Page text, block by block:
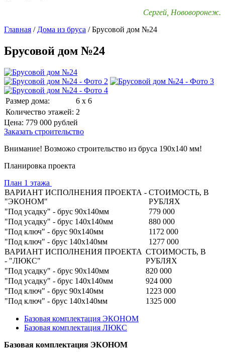
Сергей, Нововоронеж.
Главная / Дома из бруса /Брусовой дом №24
Брусовой дом №24
Размер дома:
6 x 6
Количество этажей: 2
Цена: 779 000 рублей
Заказать строительство
Внимание! Возможо строительство из бруса 190х140 мм!
Планировка проекта
План 1 этажа
ВАРИАНТ ИСПОЛНЕНИЯ ПРОЕКТА -
"ЭКОНОМ"
СТОИМОСТЬ, В
РУБЛЯХ
"Под усадку" - брус 90х140мм
779 000
"Под усадку" - брус 140х140мм
880 000
"Под ключ" - брус 90х140мм
1172 000
"Под ключ" - брус 140х140мм
1277 000
ВАРИАНТ ИСПОЛНЕНИЯ ПРОЕКТА
- "ЛЮКС"
СТОИМОСТЬ, В
РУБЛЯХ
"Под усадку" - брус 90х140мм
820 000
"Под усадку" - брус 140х140мм
924 000
"Под ключ" - брус 90х140мм
1223 000
"Под ключ" - брус 140х140мм
1325 000
Базовая комплектация ЭКОНОМ
Базовая комплектация ЛЮКС
Базовая комплектация ЭКОНОМ